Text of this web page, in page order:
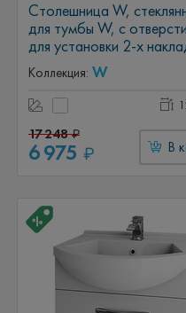
Столешница W,
для тумбы W, с
для установки 2-х
умывальников
Коллекция: W
17 248₽
6 975 ₽ В